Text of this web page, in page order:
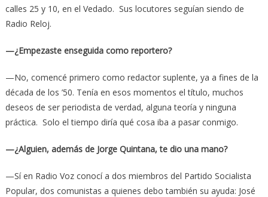
calles 25 y 10, en el Vedado. Sus locutores seguían siendo de
Radio Reloj.
—¿Empezaste enseguida como reportero?
—No, comencé primero como redactor suplente, ya a fines de la
década de los ’50. Tenía en esos momentos el título, muchos
deseos de ser periodista de verdad, alguna teoría y ninguna
práctica. Solo el tiempo diría qué cosa iba a pasar conmigo.
—¿Alguien, además de Jorge Quintana, te dio una mano?
—Sí en Radio Voz conocí a dos miembros del Partido Socialista
Popular, dos comunistas a quienes debo también su ayuda: José